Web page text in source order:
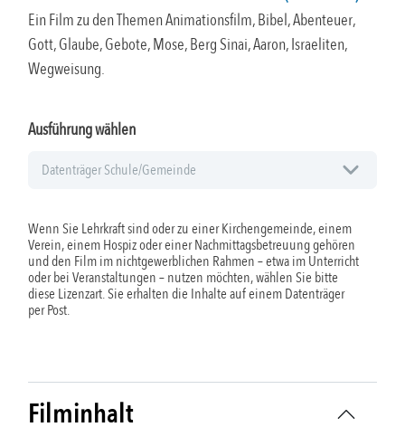
Ein Film zu den Themen Animationsfilm, Bibel, Abenteuer,
Gott, Glaube, Gebote, Mose, Berg Sinai, Aaron, Israeliten,
Wegweisung.
Ausführung wählen
Wenn Sie Lehrkraft sind oder zu einer Kirchengemeinde, einem
Verein, einem Hospiz oder einer Nachmittagsbetreuung gehören
und den Film im nichtgewerblichen Rahmen – etwa im Unterricht
oder bei Veranstaltungen – nutzen möchten, wählen Sie bitte
diese Lizenzart. Sie erhalten die Inhalte auf einem Datenträger
per Post.
Filminhalt